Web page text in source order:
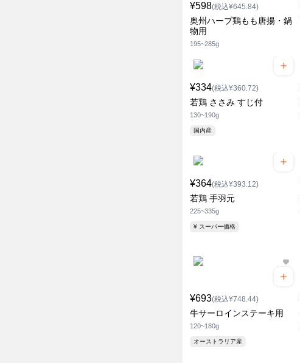
¥598(税込¥645.84)
奥州ハーブ鶏もも唐揚・鍋
物用
195~285g
¥334(税込¥360.72)
若鶏 ささみ すじ付
130~190g
国内産
¥364(税込¥393.12)
若鶏 手羽元
225~335g
¥ スーパー価格
¥693(税込¥748.44)
牛サーロインステーキ用
120~180g
オーストラリア産